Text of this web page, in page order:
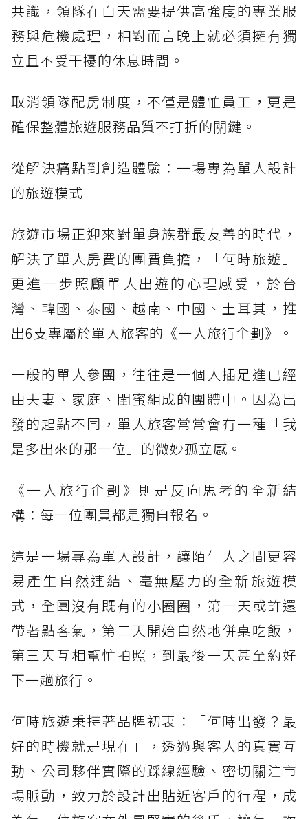
共識，領隊在白天需要提供高強度的專業服
務與危機處理，相對而言晚上就必須擁有獨
立且不受干擾的休息時間。
取消領隊配房制度，不僅是體恤員工，更是
確保整體旅遊服務品質不打折的關鍵。
從解決痛點到創造體驗：一場專為單人設計
的旅遊模式
旅遊市場正迎來對單身族群最友善的時代，
解決了單人房費的團費負擔，「何時旅遊」
更進一步照顧單人出遊的心理感受，於台
灣、韓國、泰國、越南、中國、土耳其，推
出6支專屬於單人旅客的《一人旅行企劃》。
一般的單人參團，往往是一個人插足進已經
由夫妻、家庭、閨蜜組成的團體中。因為出
發的起點不同，單人旅客常常會有一種「我
是多出來的那一位」的微妙孤立感。
《一人旅行企劃》則是反向思考的全新結
構：每一位團員都是獨自報名。
這是一場專為單人設計，讓陌生人之間更容
易產生自然連結、毫無壓力的全新旅遊模
式，全團沒有既有的小圈圈，第一天或許還
帶著點客氣，第二天開始自然地併桌吃飯，
第三天互相幫忙拍照，到最後一天甚至約好
下一趟旅行。
何時旅遊秉持著品牌初衷：「何時出發？最
好的時機就是現在」，透過與客人的真實互
動、公司夥伴實際的踩線經驗、密切關注市
場脈動，致力於設計出貼近客戶的行程，成